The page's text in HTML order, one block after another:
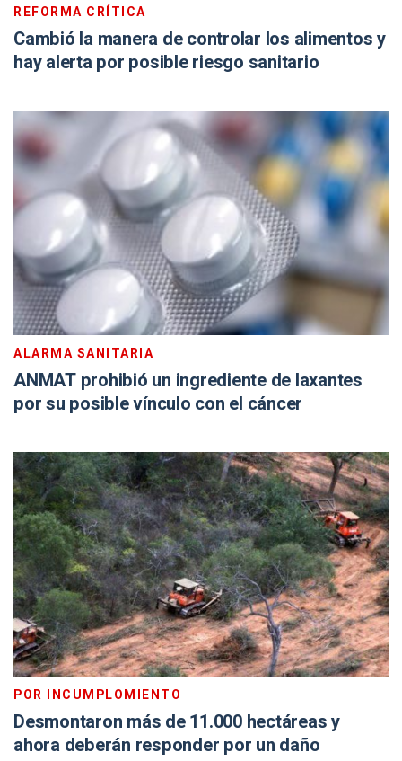
REFORMA CRÍTICA
Cambió la manera de controlar los alimentos y
hay alerta por posible riesgo sanitario
ALARMA SANITARIA
ANMAT prohibió un ingrediente de laxantes
por su posible vínculo con el cáncer
POR INCUMPLOMIENTO
Desmontaron más de 11.000 hectáreas y
ahora deberán responder por un daño